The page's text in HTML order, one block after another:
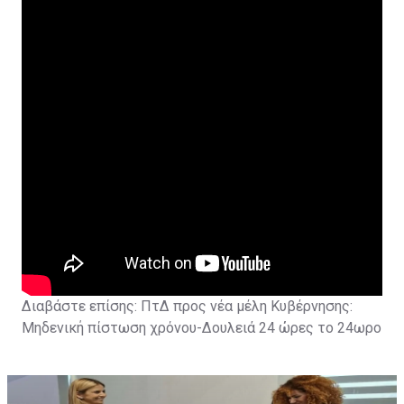
Διαβάστε επίσης: ΠτΔ προς νέα μέλη Κυβέρνησης:
Μηδενική πίστωση χρόνου-Δουλειά 24 ώρες το 24ωρο